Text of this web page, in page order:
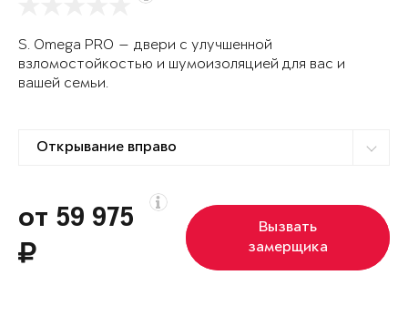
S. Omega PRO — двери с улучшенной
взломостойкостью и шумоизоляцией для вас и
вашей семьи.
от 59 975
Вызвать
замерщика